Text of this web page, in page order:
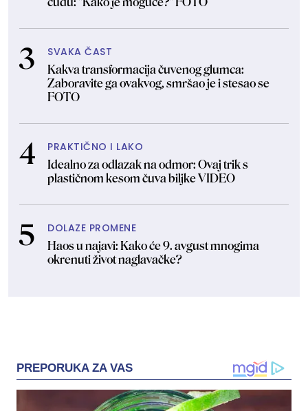
SVAKA ČAST
Kakva transformacija čuvenog glumca:
Zaboravite ga ovakvog, smršao je i stesao se
FOTO
PRAKTIČNO I LAKO
Idealno za odlazak na odmor: Ovaj trik s
plastičnom kesom čuva biljke VIDEO
DOLAZE PROMENE
Haos u najavi: Kako će 9. avgust mnogima
okrenuti život naglavačke?
PREPORUKA ZA VAS